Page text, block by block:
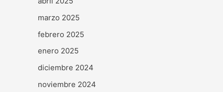
marzo 2025
febrero 2025
enero 2025
diciembre 2024
noviembre 2024